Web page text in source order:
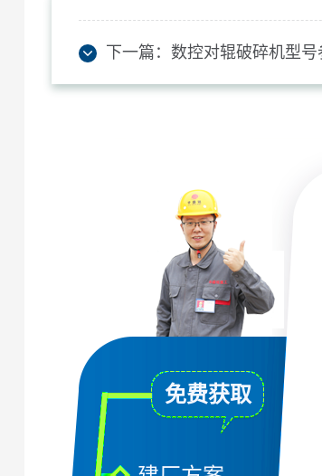
下一篇： 数控对辊破碎机型
免费获取